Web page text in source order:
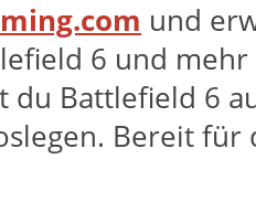
und
6 und
du Battlefield 6
Bereit für